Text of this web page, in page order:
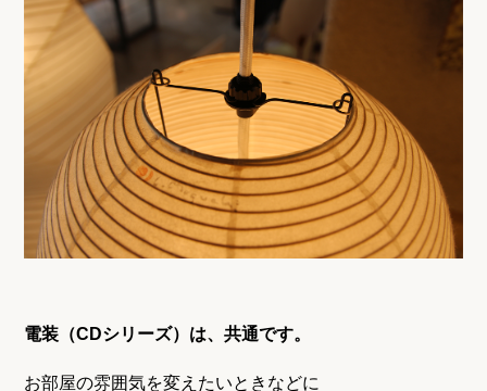
電装（CDシリーズ）は、共通です。
お部屋の雰囲気を変えたいときなどに